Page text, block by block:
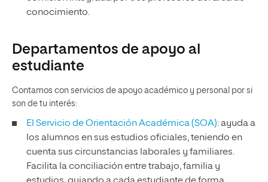
conocimiento.
Departamentos de apoyo al
estudiante
Contamos con servicios de apoyo académico y personal por si
son de tu interés:
El Servicio de Orientación Académica (SOA): ayuda a
los alumnos en sus estudios oficiales, teniendo en
cuenta sus circunstancias laborales y familiares.
Facilita la conciliación entre trabajo, familia y